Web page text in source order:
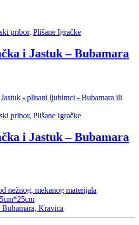
pribor, Plišane Igračke
i Jastuk – Bubamara
pribor, Plišane Igračke
i Jastuk – Bubamara
nežnog, mekanog materijala
Kravica